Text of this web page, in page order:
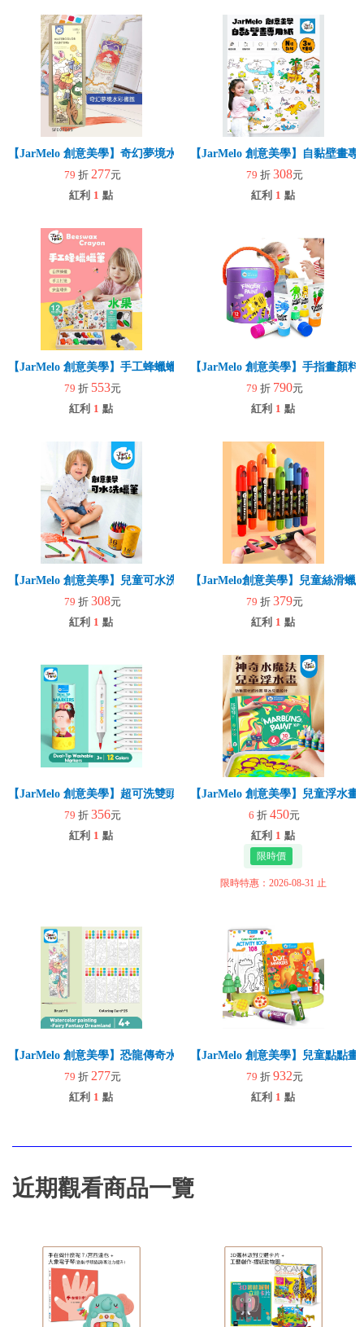
【JarMelo 創意美學】奇幻夢境水彩書籤
79 折 277元
紅利 1 點
【JarMelo 創意美學】自黏壁畫專
79 折 308元
紅利 1 點
【JarMelo 創意美學】手工蜂蠟蠟筆-水果【12色】
79 折 553元
紅利 1 點
【JarMelo 創意美學】手指畫顏料
79 折 790元
紅利 1 點
【JarMelo 創意美學】兒童可水洗蠟筆【24色】
79 折 308元
紅利 1 點
【JarMelo創意美學】兒童絲滑蠟
79 折 379元
紅利 1 點
【JarMelo 創意美學】超可洗雙頭水彩筆【12色】
79 折 356元
紅利 1 點
【JarMelo 創意美學】兒童浮水畫
6 折 450元
紅利 1 點
限時特惠：2026-08-31 止
【JarMelo 創意美學】恐龍傳奇水彩書籤
79 折 277元
紅利 1 點
【JarMelo 創意美學】兒童點點畫
79 折 932元
紅利 1 點
近期觀看商品一覽